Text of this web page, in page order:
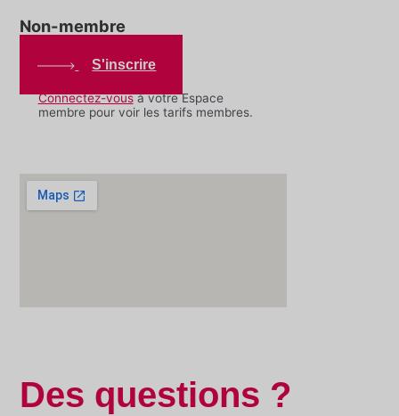
Non-membre
S'inscrire
Connectez-vousà votre Espace
membre pour voir les tarifs membres.
Des questions ?